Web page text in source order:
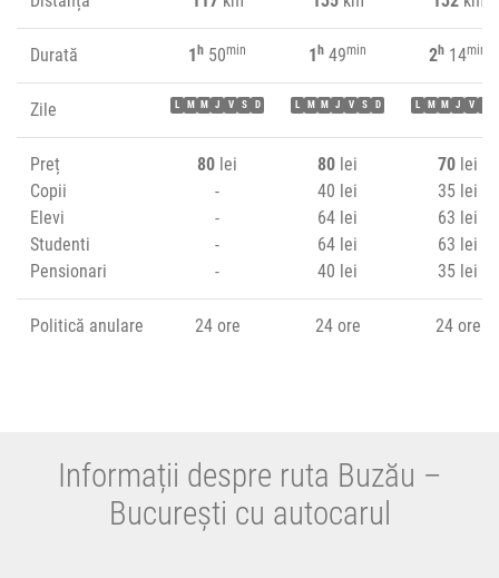
Durată 1 h 50min 1 h 49min 2h 14min
Zile L M M J V S D L M M J V S D L M M J V
Preț
Copii
Elevi
Studenti
Pensionari
80 lei
-
-
-
-
80 lei
40 lei
64 lei
64 lei
40 lei
70 lei
35 lei
63 lei
63 lei
35 lei
Politică anulare 24 ore 24 ore 24 ore
Informații despre ruta Buzău –
București cu autocarul